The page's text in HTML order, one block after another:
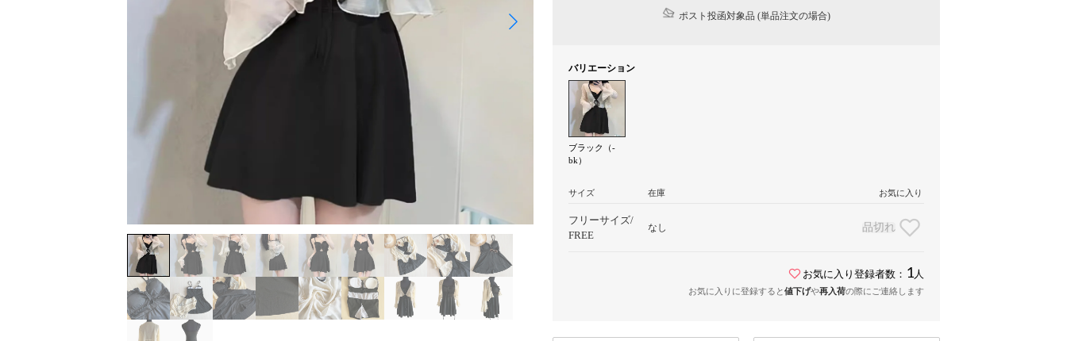
ポスト投函対象品 (単品注文の場合)
バリエーション
ブラック（-
bk）
サイズ 在庫 お気に入り
フリーサイズ/
FREE
なし 品切れ
お気に入り登録者数： 1 人
お気に入りに登録すると値下げや再入荷の際にご連絡します